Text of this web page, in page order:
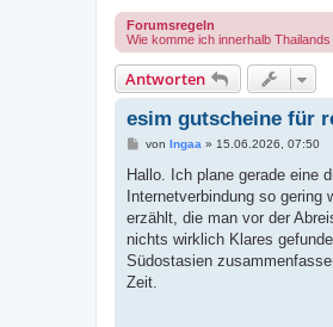
Forumsregeln
Wie komme ich innerhalb
Antworten
esim gutscheine für
B
i
r
a
von Ingaa » 15.06.2026, 07:50
Hallo. Ich plane gerade eine
Internetverbindung so gering
erzählt, die man vor der
nichts wirklich Klares
Südostasien
Zeit.